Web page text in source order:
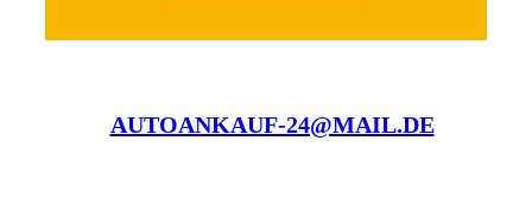
AUTOANKAUF-24@MAIL.DE